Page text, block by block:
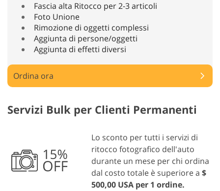
Fascia alta Ritocco per 2-3 articoli
Foto Unione
Rimozione di oggetti complessi
Aggiunta di persone/oggetti
Aggiunta di effetti diversi
Ordina ora
Servizi Bulk per Clienti Permanenti
Lo sconto per tutti i servizi di
ritocco fotografico dell'auto
durante un mese per chi ordina
dal costo totale è superiore a $
500,00 USA per 1 ordine.